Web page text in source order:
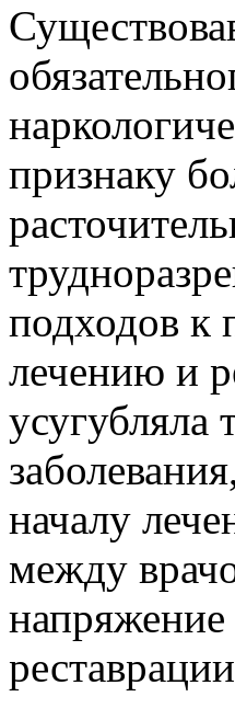
признаку
подходов к
лечению и
усугубляла
началу
между